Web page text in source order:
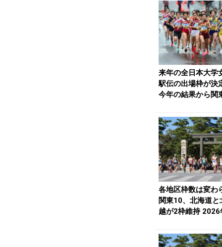
来年の全日本大学
駅伝の出場枠が決
今年の結果から関
各地区枠数は変わ
関東10、北海道と
越が2枠維持 2026